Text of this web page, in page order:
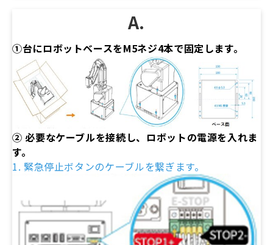
A.
①台にロボットベースをM5ネジ4本で固定します。
② 必要なケーブルを接続し、ロボットの電源を入れま
す。
1. 緊急停止ボタンのケーブルを繋ぎます。